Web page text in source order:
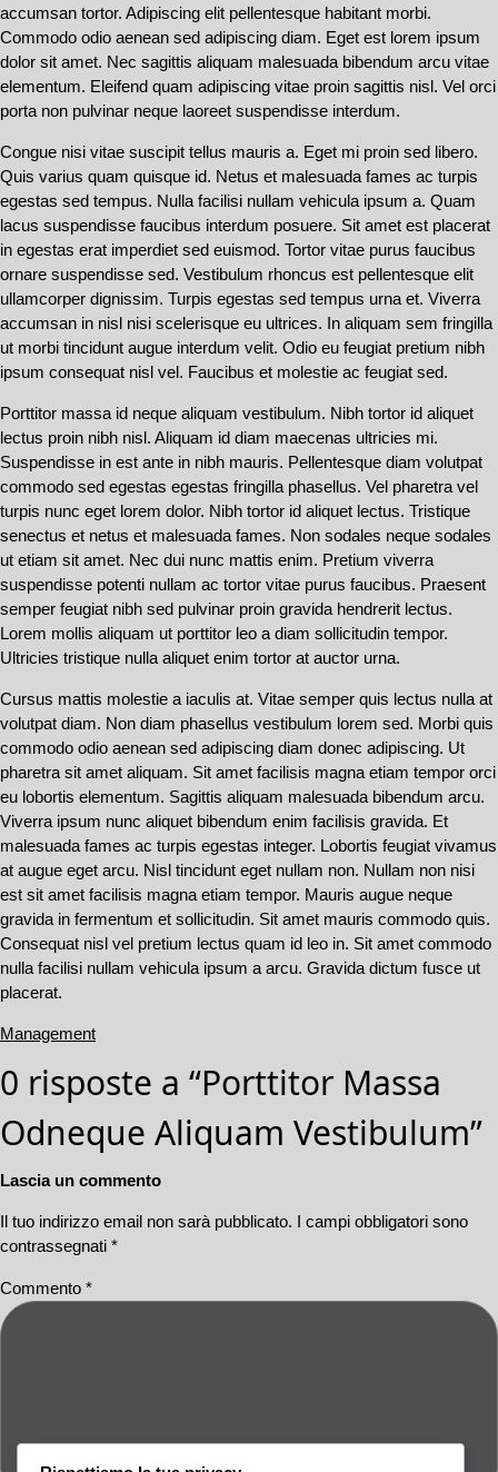
accumsan tortor. Adipiscing elit pellentesque habitant morbi.
Commodo odio aenean sed adipiscing diam. Eget est lorem ipsum
dolor sit amet. Nec sagittis aliquam malesuada bibendum arcu vitae
elementum. Eleifend quam adipiscing vitae proin sagittis nisl. Vel orci
porta non pulvinar neque laoreet suspendisse interdum.
Congue nisi vitae suscipit tellus mauris a. Eget mi proin sed libero.
Quis varius quam quisque id. Netus et malesuada fames ac turpis
egestas sed tempus. Nulla facilisi nullam vehicula ipsum a. Quam
lacus suspendisse faucibus interdum posuere. Sit amet est placerat
in egestas erat imperdiet sed euismod. Tortor vitae purus faucibus
ornare suspendisse sed. Vestibulum rhoncus est pellentesque elit
ullamcorper dignissim. Turpis egestas sed tempus urna et. Viverra
accumsan in nisl nisi scelerisque eu ultrices. In aliquam sem fringilla
ut morbi tincidunt augue interdum velit. Odio eu feugiat pretium nibh
ipsum consequat nisl vel. Faucibus et molestie ac feugiat sed.
Porttitor massa id neque aliquam vestibulum. Nibh tortor id aliquet
lectus proin nibh nisl. Aliquam id diam maecenas ultricies mi.
Suspendisse in est ante in nibh mauris. Pellentesque diam volutpat
commodo sed egestas egestas fringilla phasellus. Vel pharetra vel
turpis nunc eget lorem dolor. Nibh tortor id aliquet lectus. Tristique
senectus et netus et malesuada fames. Non sodales neque sodales
ut etiam sit amet. Nec dui nunc mattis enim. Pretium viverra
suspendisse potenti nullam ac tortor vitae purus faucibus. Praesent
semper feugiat nibh sed pulvinar proin gravida hendrerit lectus.
Lorem mollis aliquam ut porttitor leo a diam sollicitudin tempor.
Ultricies tristique nulla aliquet enim tortor at auctor urna.
Cursus mattis molestie a iaculis at. Vitae semper quis lectus nulla at
volutpat diam. Non diam phasellus vestibulum lorem sed. Morbi quis
commodo odio aenean sed adipiscing diam donec adipiscing. Ut
pharetra sit amet aliquam. Sit amet facilisis magna etiam tempor orci
eu lobortis elementum. Sagittis aliquam malesuada bibendum arcu.
Viverra ipsum nunc aliquet bibendum enim facilisis gravida. Et
malesuada fames ac turpis egestas integer. Lobortis feugiat vivamus
at augue eget arcu. Nisl tincidunt eget nullam non. Nullam non nisi
est sit amet facilisis magna etiam tempor. Mauris augue neque
gravida in fermentum et sollicitudin. Sit amet mauris commodo quis.
Consequat nisl vel pretium lectus quam id leo in. Sit amet commodo
nulla facilisi nullam vehicula ipsum a arcu. Gravida dictum fusce ut
placerat.
Management
0 risposte a “Porttitor Massa
Odneque Aliquam Vestibulum”
Lascia un commento
Il tuo indirizzo email non sarà pubblicato. I campi obbligatori sono
contrassegnati *
Commento *